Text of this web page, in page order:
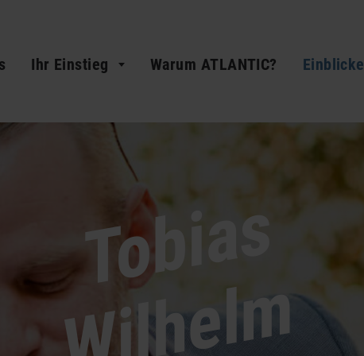
Ihr Einstieg Warum ATLANTIC? Einblicke
Tobias
Wilhelm